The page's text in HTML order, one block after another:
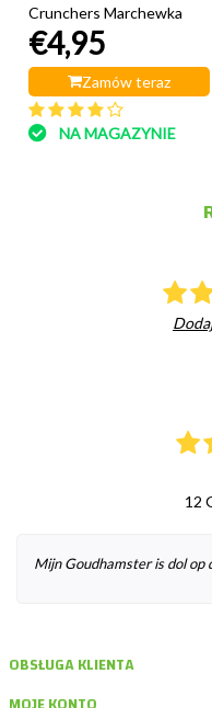
Crunchers Marchewka
€4,95
Zamów teraz
NA MAGAZYNIE
12
Mijn Goudhamster is dol op
OBSŁUGA KLIENTA